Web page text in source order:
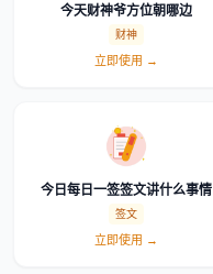
今天财神爷方位朝哪边
财神
立即使用 →
今日每日一签签文讲什么事情
签文
立即使用 →